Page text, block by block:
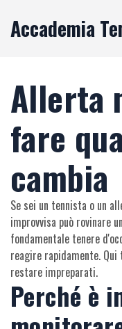
Accademia
Allerta
fare
cambia
Se sei un tennista o un
improvvisa può rovinare
fondamentale tenere
reagire rapidamente.
restare impreparati.
Perché è